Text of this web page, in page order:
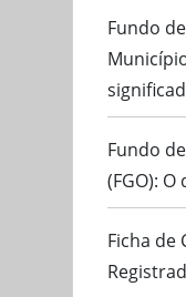
Fundo
Fundo
(FGO):
Ficha de